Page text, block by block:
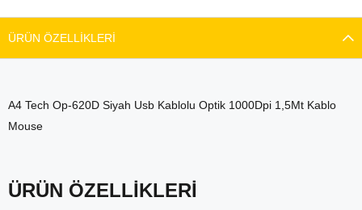
ÜRÜN ÖZELLIKLERI
A4 Tech Op-620D Siyah Usb Kablolu Optik 1000Dpi 1,5Mt Kablo
Mouse
ÜRÜN ÖZELLİKLERİ